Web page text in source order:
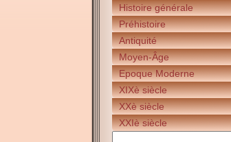
Histoire générale
Préhistoire
Antiquité
Moyen-Âge
Epoque Moderne
XIXè siècle
XXè siècle
XXIè siècle